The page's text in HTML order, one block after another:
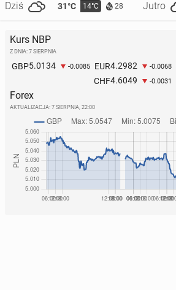
Dziś 31°C 14°C 28 Jutro
Kurs NBP
Z DNIA: 7 SIERPNIA
GBP5.0134 -0.0085 EUR4.2982 -0.0068
CHF4.6049 -0.0031
Forex
AKTUALIZACJA: 7 SIERPNIA, 22:00